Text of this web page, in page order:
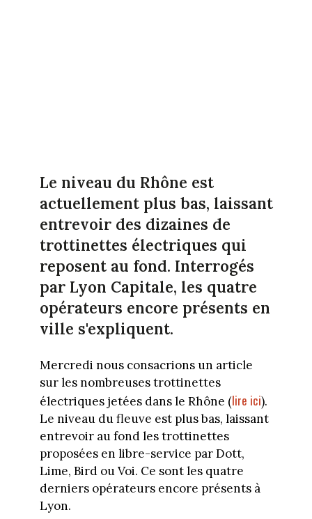
Le niveau du Rhône est
actuellement plus bas, laissant
entrevoir des dizaines de
trottinettes électriques qui
reposent au fond. Interrogés
par Lyon Capitale, les quatre
opérateurs encore présents en
ville s'expliquent.
Mercredi nous consacrions un article
sur les nombreuses trottinettes
électriques jetées dans le Rhône (lire ici).
Le niveau du fleuve est plus bas, laissant
entrevoir au fond les trottinettes
proposées en libre-service par Dott,
Lime, Bird ou Voi. Ce sont les quatre
derniers opérateurs encore présents à
Lyon.